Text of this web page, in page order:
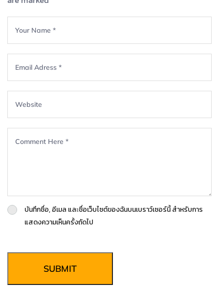
บันทึกชื่อ, อีเมล และชื่อเว็บไซต์ของฉันบนเบราว์เซอร์นี้ สำหรับการ
แสดงความเห็นครั้งถัดไป
SUBMIT